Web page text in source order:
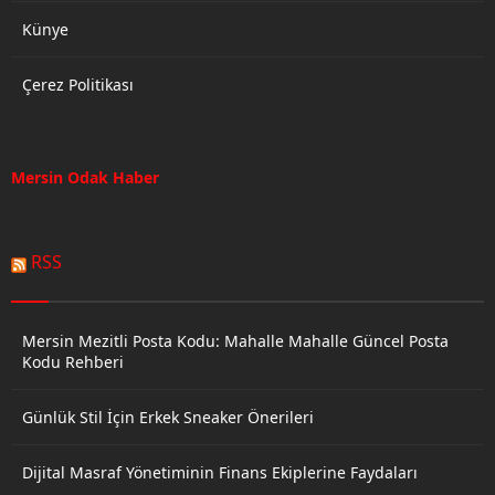
Künye
Çerez Politikası
Mersin Odak Haber
RSS
Mersin Mezitli Posta Kodu: Mahalle Mahalle Güncel Posta
Kodu Rehberi
Günlük Stil İçin Erkek Sneaker Önerileri
Dijital Masraf Yönetiminin Finans Ekiplerine Faydaları